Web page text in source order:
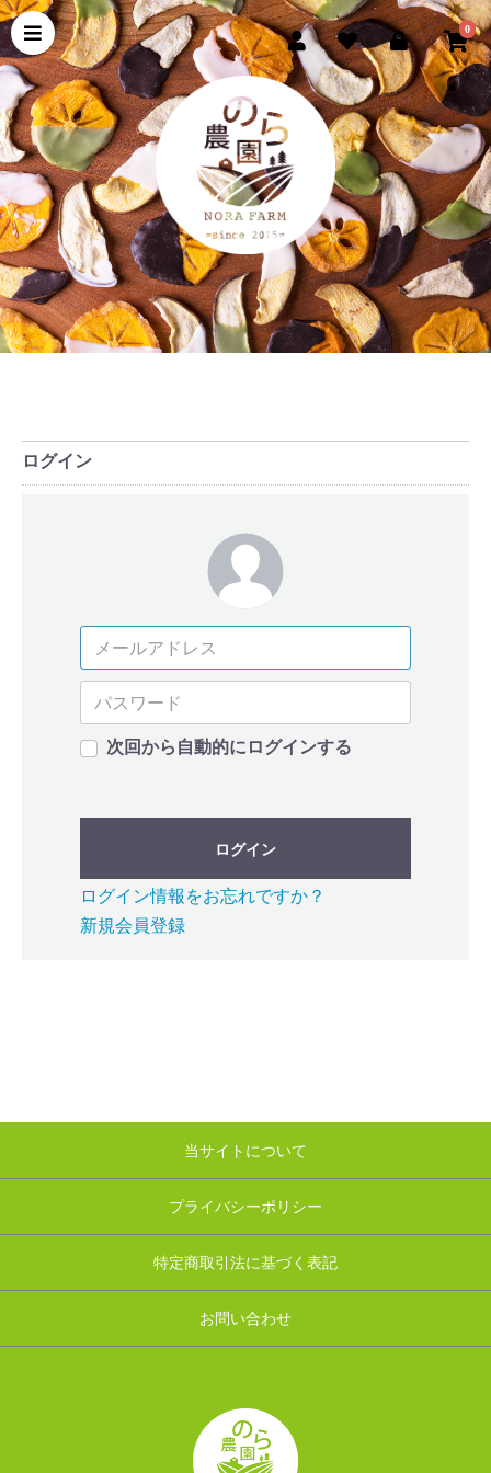
0
ログイン
次回から自動的にログインする
ログイン
ログイン情報をお忘れですか？
新規会員登録
当サイトについて
プライバシーポリシー
特定商取引法に基づく表記
お問い合わせ